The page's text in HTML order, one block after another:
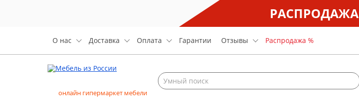
РАСПРОДАЖА
О нас Доставка Оплата Гарантии Отзывы Распродажа %
онлайн гипермаркет мебели